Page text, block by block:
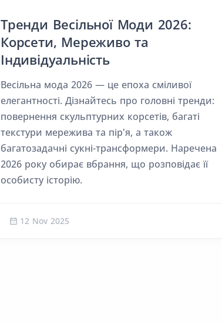
Тренди Весільної Моди 2026:
Корсети, Мереживо та
Індивідуальність
Весільна мода 2026 — це епоха сміливої
елегантності. Дізнайтесь про головні тренди:
повернення скульптурних корсетів, багаті
текстури мережива та пір'я, а також
багатозадачні сукні-трансформери. Наречена
2026 року обирає вбрання, що розповідає її
особисту історію.
12 Nov 2025